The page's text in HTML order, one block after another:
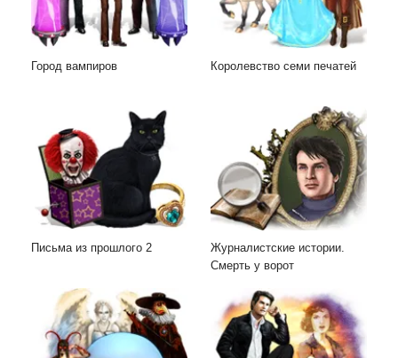
Город вампиров Королевство семи печатей
Письма из прошлого 2
Журналистские истории.
Смерть у ворот